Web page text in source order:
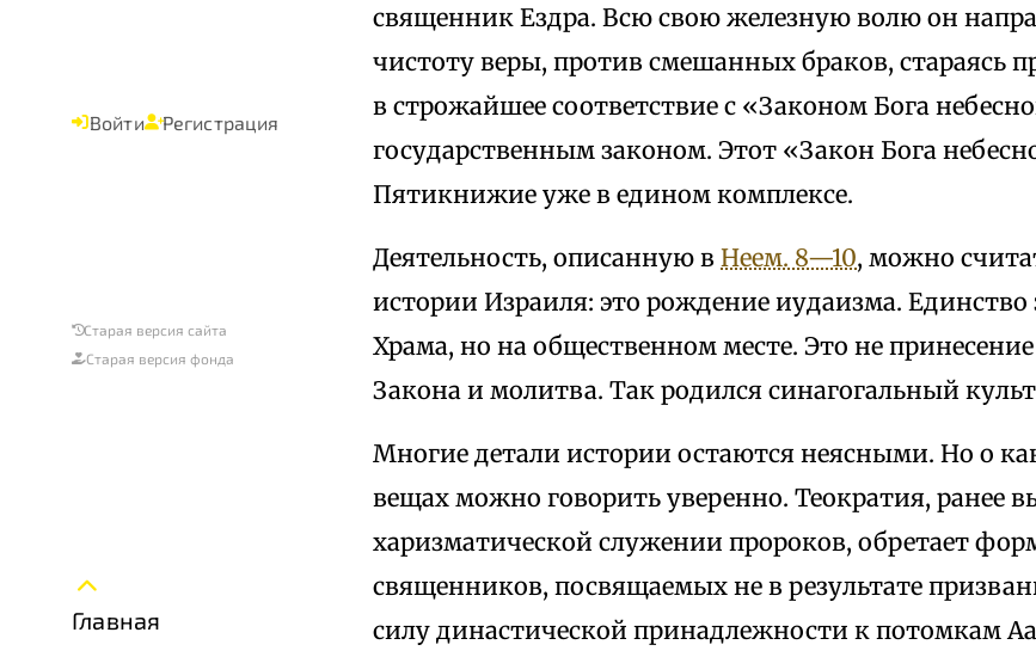
Войти Регистрация
Старая версия сайта
Старая версия фонда
Главная
священник Ездра. Всю свою железную волю он
чистоту веры, против смешанных браков, стараясь
в строжайшее соответствие с «Законом Бога
государственным законом. Этот «Закон Бога
Пятикнижие уже в едином комплексе.
Деятельность, описанную в Неем. 8—10, можно
истории Израиля: это рождение иудаизма. Единство
Храма, но на общественном месте. Это не
Закона и молитва. Так родился синагогальный
Многие детали истории остаются неясными. Но о
вещах можно говорить уверенно. Теократия, ранее
харизматической служении пророков, обретает
священников, посвящаемых не в результате
силу династической принадлежности к потомкам